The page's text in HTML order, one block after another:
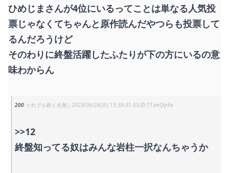
ひめじまさんが4位にいるってことは単なる人気投
票じゃなくてちゃんと原作読んだやつらも投票して
るんだろうけど
そのわりに終盤活躍したふたりが下の方にいるの意
味わからん
200 それでも動く名無し2023/06/26(月) 13:39:31.03 71zmQiy9a
>>12
終盤知ってる奴はみんな岩柱一択なんちゃうか